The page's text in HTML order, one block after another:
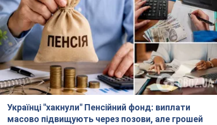
Українці "хакнули" Пенсійний фонд: виплати
масово підвищують через позови, але грошей